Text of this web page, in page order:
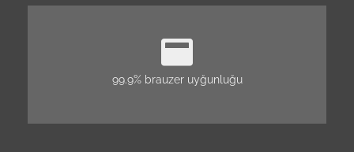
99.9% brauzer uyğunluğu